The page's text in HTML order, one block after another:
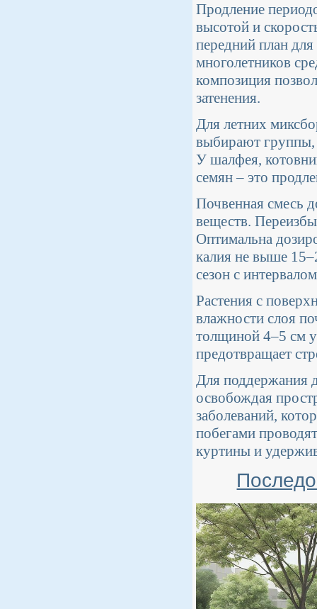
Продление
высотой и
передний план
многолетников
композиция
затенения.
Для летних
выбирают группы,
У шалфея,
семян – это
Почвенная смесь
веществ.
Оптимальна
калия не выше
сезон с
Растения с
влажности слоя
толщиной 4–5 см
предотвращает
Для поддержания
освобождая
заболеваний,
побегами
куртины и